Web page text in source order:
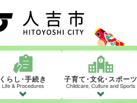
くらし･手続き
Life & Procedures
子育て･文化･スポーツ
Childcare, Culture and Sports